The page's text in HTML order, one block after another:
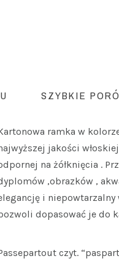
SZYBKIE
ramka w
jakości
na żółknięcia .
,obrazków ,
i
dopasować je do
czyt.